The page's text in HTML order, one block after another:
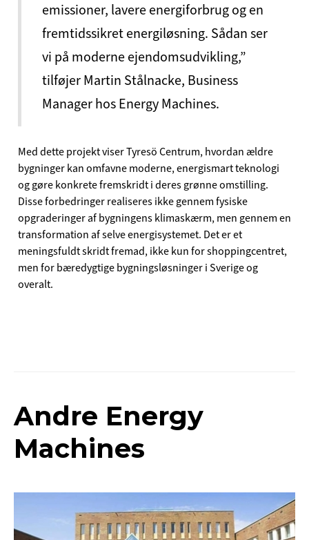
emissioner, lavere energiforbrug og en
fremtidssikret energiløsning. Sådan ser
vi på moderne ejendomsudvikling,”
tilføjer Martin Stålnacke, Business
Manager hos Energy Machines.
Med dette projekt viser Tyresö Centrum, hvordan ældre
bygninger kan omfavne moderne, energismart teknologi
og gøre konkrete fremskridt i deres grønne omstilling.
Disse forbedringer realiseres ikke gennem fysiske
opgraderinger af bygningens klimaskærm, men gennem en
transformation af selve energisystemet. Det er et
meningsfuldt skridt fremad, ikke kun for shoppingcentret,
men for bæredygtige bygningsløsninger i Sverige og
overalt.
Andre Energy
Machines